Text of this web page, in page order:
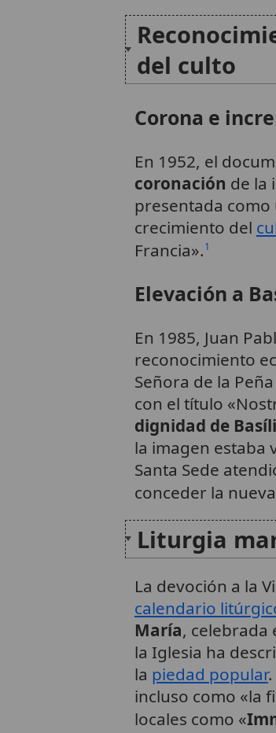
del culto
Corona e
En 1952, el
coronación de la
presentada
crecimiento del
Francia».1
Elevación a
En 1985, Juan
reconocimiento
Señora de la
con el título
dignidad de
la imagen estaba
Santa Sede
conceder la
Liturgia
La devoción a la
calendario
María, celebrada
la Iglesia ha
la piedad popular
incluso como «la
locales como «